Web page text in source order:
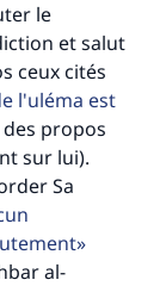
le
et salut
ceux cités
l'uléma est
propos
sur lui).
Sa
al-